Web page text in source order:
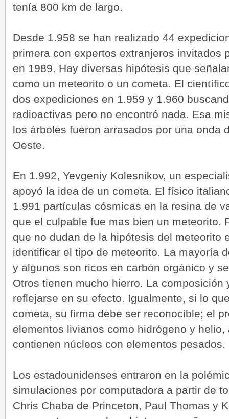
tenía 800 km de largo.
Desde 1.958 se han realizado 44
primera con expertos extranjeros invitados
en 1989. Hay diversas hipótesis que
como un meteorito o un cometa. El
dos expediciones en 1.959 y 1.960
radioactivas pero no encontró nada. Esa
los árboles fueron arrasados por una onda
Oeste.
En 1.992, Yevgeniy Kolesnikov, un
apoyó la idea de un cometa. El físico
1.991 partículas cósmicas en la resina de
que el culpable fue mas bien un meteorito.
que no dudan de la hipótesis del meteorito
identificar el tipo de meteorito. La mayoría
y algunos son ricos en carbón orgánico y
Otros tienen mucho hierro. La
reflejarse en su efecto. Igualmente, si lo
cometa, su firma debe ser reconocible; el
elementos livianos como hidrógeno y
contienen núcleos con elementos pesados.
Los estadounidenses entraron en la
simulaciones por computadora a partir de
Chris Chaba de Princeton, Paul Thomas y